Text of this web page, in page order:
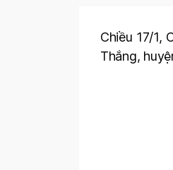
Chiều 17/1,
Thắng,